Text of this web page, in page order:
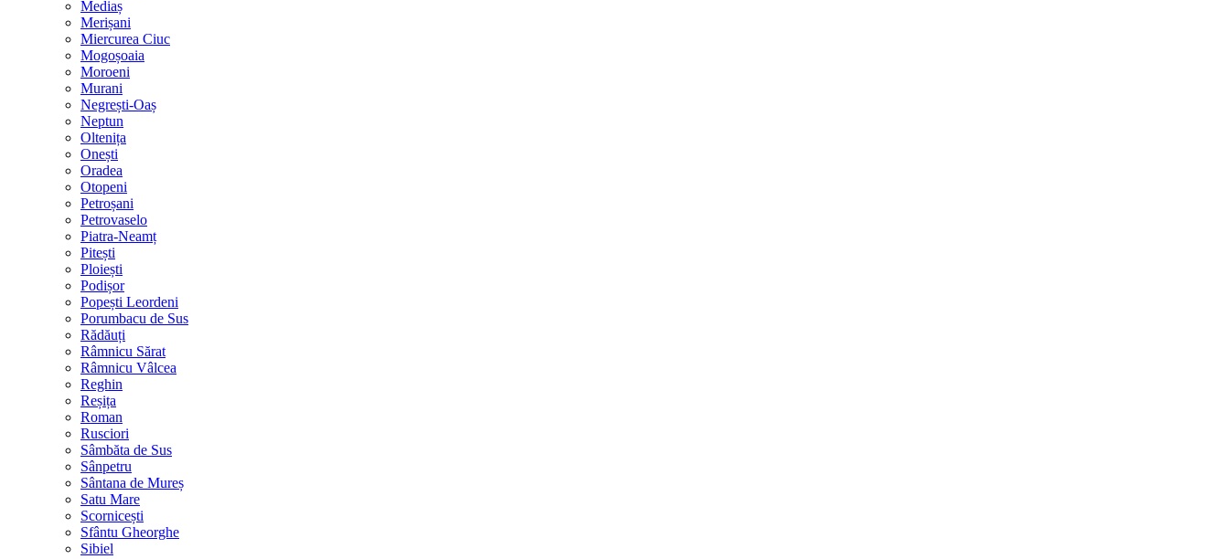
Mediaș
Merișani
Miercurea Ciuc
Mogoșoaia
Moroeni
Murani
Negrești-Oaș
Neptun
Oltenița
Onești
Oradea
Otopeni
Petroșani
Petrovaselo
Piatra-Neamț
Pitești
Ploiești
Podișor
Popești Leordeni
Porumbacu de Sus
Rădăuți
Râmnicu Sărat
Râmnicu Vâlcea
Reghin
Reșița
Roman
Rusciori
Sâmbăta de Sus
Sânpetru
Sântana de Mureș
Satu Mare
Scornicești
Sfântu Gheorghe
Sibiel